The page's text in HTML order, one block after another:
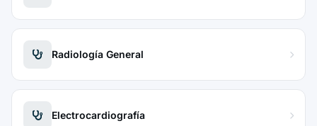
Radiología General
Electrocardiografía